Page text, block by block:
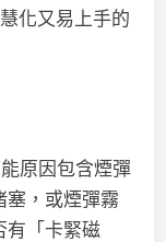
化又易上手的
原因包含煙彈
塞，或煙彈霧
有「卡緊磁